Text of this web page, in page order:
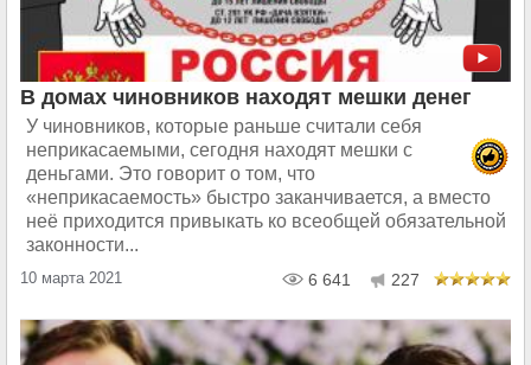
В домах чиновников находят мешки денег
У чиновников, которые раньше считали себя
неприкасаемыми, сегодня находят мешки с
деньгами. Это говорит о том, что
«неприкасаемость» быстро заканчивается, а вместо
неё приходится привыкать ко всеобщей обязательной
законности...
10 марта 2021 6 641 227